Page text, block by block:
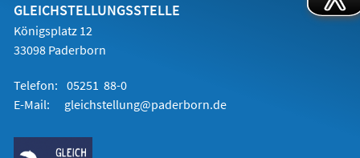
GLEICHSTELLUNGSSTELLE
Königsplatz 12
33098 Paderborn
Telefon: 05251 88-0
E-Mail:
gleichstellung@paderborn.de